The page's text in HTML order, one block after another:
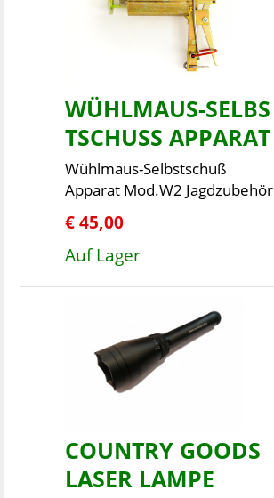
WÜHLMAUS-SELBS
TSCHUSS APPARAT
Wühlmaus-Selbstschuß
Apparat Mod.W2 Jagdzubehör
€ 45,00
Auf Lager
COUNTRY GOODS
LASER LAMPE